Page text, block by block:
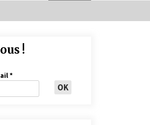
!
*